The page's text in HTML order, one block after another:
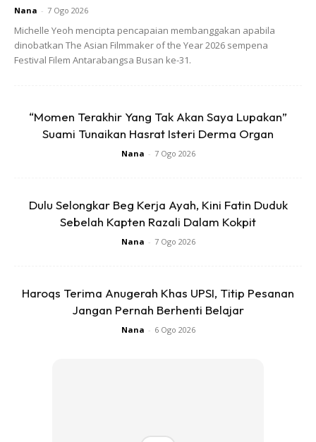
Selain itu memetik info daripada Hello Sehat ada
mengatakan kandungan nutrisi yang terdapat pada 85gm
kerang adalah seperti berikut :
Nana - 7 Ogo 2026
Michelle Yeoh mencipta pencapaian membanggakan apabila
dinobatkan The Asian Filmmaker of the Year 2026 sempena
Festival Filem Antarabangsa Busan ke-31.
“Momen Terakhir Yang Tak Akan Saya Lupakan”
Suami Tunaikan Hasrat Isteri Derma Organ
Nana - 7 Ogo 2026
Dulu Selongkar Beg Kerja Ayah, Kini Fatin Duduk
Sebelah Kapten Razali Dalam Kokpit
Nana - 7 Ogo 2026
Haroqs Terima Anugerah Khas UPSI, Titip Pesanan
Jangan Pernah Berhenti Belajar
Nana - 6 Ogo 2026